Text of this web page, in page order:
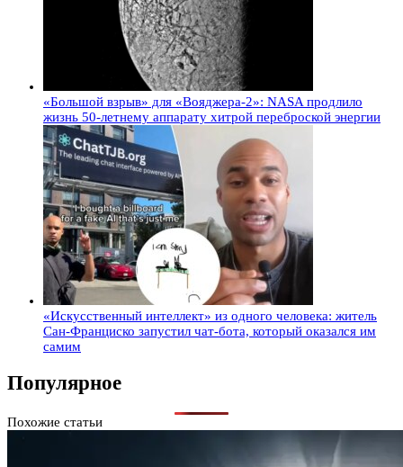
«Большой взрыв» для «Вояджера-2»: NASA продлило
жизнь 50-летнему аппарату хитрой переброской энергии
«Искусственный интеллект» из одного человека: житель
Сан-Франциско запустил чат-бота, который оказался им
самим
Популярное
Похожие статьи